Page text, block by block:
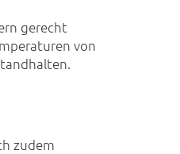
gerecht
von
zudem